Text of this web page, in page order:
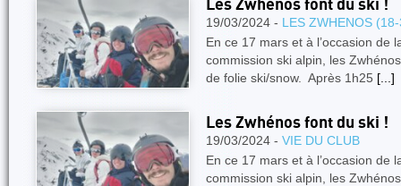
Les Zwhénos font du ski !
19/03/2024 - LES ZWHENOS
En ce 17 mars et à l’occasion de
commission ski alpin, les
de folie ski/snow. Après 1h25 [...]
Les Zwhénos font du ski !
19/03/2024 - VIE DU CLUB
En ce 17 mars et à l’occasion de
commission ski alpin, les